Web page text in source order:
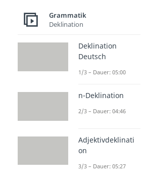
Lernen
Entdecke
Weitere
Grammatik
Grammatik
Deklination
Deklination
Deutsch
1/3 – Dauer: 05:00
n-Deklination
2/3 – Dauer: 04:46
Adjektivdeklinati
on
3/3 – Dauer: 05:27